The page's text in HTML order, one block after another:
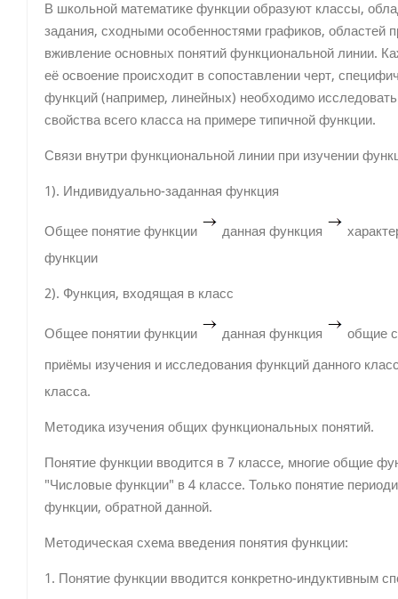
В школьной математике функции образуют классы,
задания, сходными особенностями графиков, областей
вживление основных понятий функциональной линии.
её освоение происходит в сопоставлении черт,
функций (например, линейных) необходимо
свойства всего класса на примере типичной функции.
Связи внутри функциональной линии при изучении
1). Индивидуально-заданная функция
Общее понятие функции данная функция
функции
2). Функция, входящая в класс
Общее понятии функции данная функция
общие
приёмы изучения и исследования функций данного
класса.
Методика изучения общих функциональных понятий.
Понятие функции вводится в 7 классе, многие общие
"Числовые функции" в 4 классе. Только понятие
функции, обратной данной.
Методическая схема введения понятия функции:
1. Понятие функции вводится конкретно-индуктивным